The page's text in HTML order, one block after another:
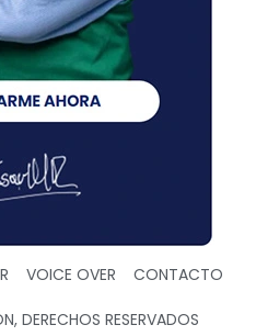
VOICE OVER CONTACTO
DERECHOS RESERVADOS